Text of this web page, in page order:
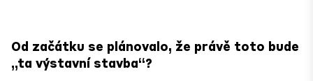
Od začátku se plánovalo, že právě toto bude
„ta výstavní stavba“?